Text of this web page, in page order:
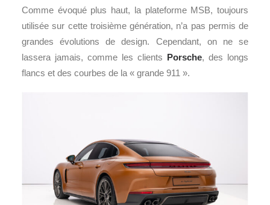
Comme évoqué plus haut, la plateforme MSB, toujours
utilisée sur cette troisième génération, n’a pas permis de
grandes évolutions de design. Cependant, on ne se
lassera jamais, comme les clients Porsche, des longs
flancs et des courbes de la « grande 911 ».